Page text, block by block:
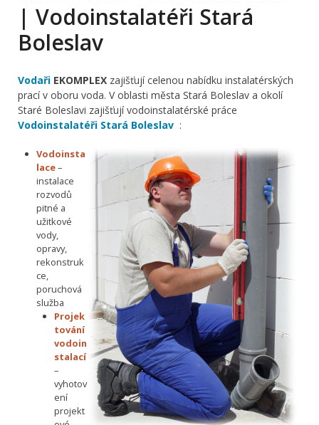
| Vodoinstalatéři Stará
Boleslav
Vodaři EKOMPLEX zajišťují celenou nabídku instalatérských
prací v oboru voda. V oblasti města Stará Boleslav a okolí
Staré Boleslavi zajišťují vodoinstalatérské práce
Vodoinstalatéři Stará Boleslav :
Vodoinsta
lace–
instalace
rozvodů
pitné a
užitkové
vody,
opravy,
rekonstruk
ce,
poruchová
služba
Projek
tování
vodoin
stalací
–
vyhotov
ení
projekt